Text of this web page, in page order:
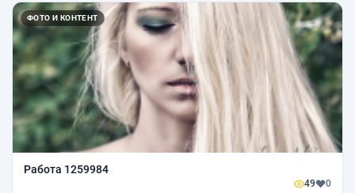
ФОТО И КОНТЕНТ
Работа 1259984
49 0